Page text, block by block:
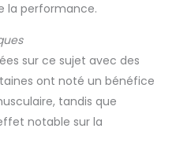
la performance.
sur ce sujet avec des
ont noté un bénéfice
tandis que
notable sur la